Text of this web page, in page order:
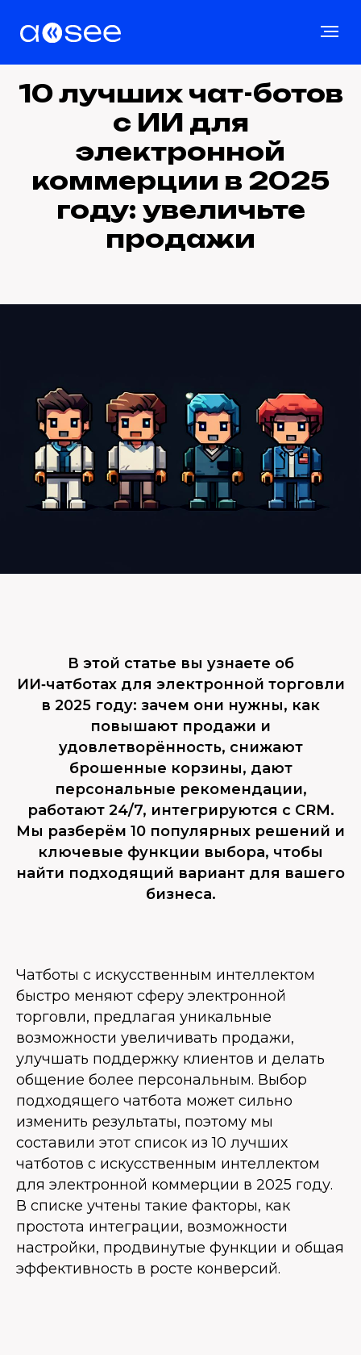
10 лучших чат-ботов
с ИИ для
электронной
коммерции в 2025
году: увеличьте
продажи
В этой статье вы узнаете об
ИИ‑чатботах для электронной торговли
в 2025 году: зачем они нужны, как
повышают продажи и
удовлетворённость, снижают
брошенные корзины, дают
персональные рекомендации,
работают 24/7, интегрируются с CRM.
Мы разберём 10 популярных решений и
ключевые функции выбора, чтобы
найти подходящий вариант для вашего
бизнеса.
Чатботы с искусственным интеллектом
быстро меняют сферу электронной
торговли, предлагая уникальные
возможности увеличивать продажи,
улучшать поддержку клиентов и делать
общение более персональным. Выбор
подходящего чатбота может сильно
изменить результаты, поэтому мы
составили этот список из 10 лучших
чатботов с искусственным интеллектом
для электронной коммерции в 2025 году.
В списке учтены такие факторы, как
простота интеграции, возможности
настройки, продвинутые функции и общая
эффективность в росте конверсий.